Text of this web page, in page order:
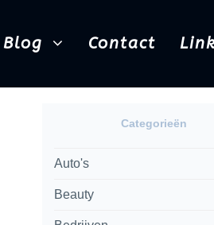
Blog Contact
Categorieën
Auto's
Beauty